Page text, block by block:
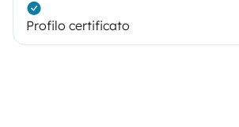
Profilo certificato